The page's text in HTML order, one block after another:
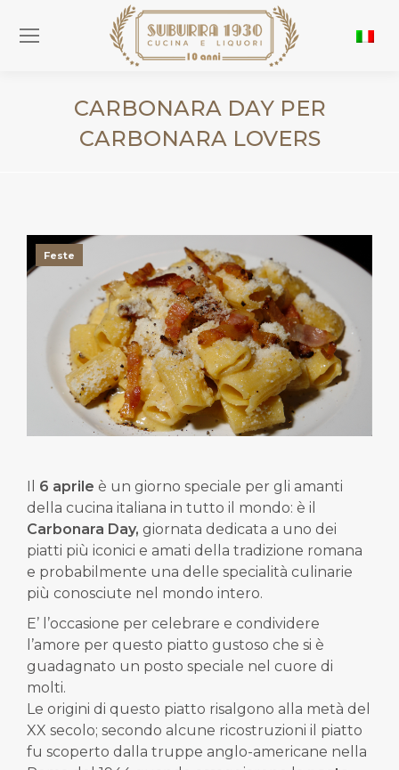
CARBONARA DAY PER
CARBONARA LOVERS
Feste
Il 6 aprile è un giorno speciale per gli amanti
della cucina italiana in tutto il mondo: è il
Carbonara Day, giornata dedicata a uno dei
piatti più iconici e amati della tradizione romana
e probabilmente una delle specialità culinarie
più conosciute nel mondo intero.
E’ l’occasione per celebrare e condividere
l’amore per questo piatto gustoso che si è
guadagnato un posto speciale nel cuore di
molti.
Le origini di questo piatto risalgono alla metà del
XX secolo; secondo alcune ricostruzioni il piatto
fu scoperto dalla truppe anglo-americane nella